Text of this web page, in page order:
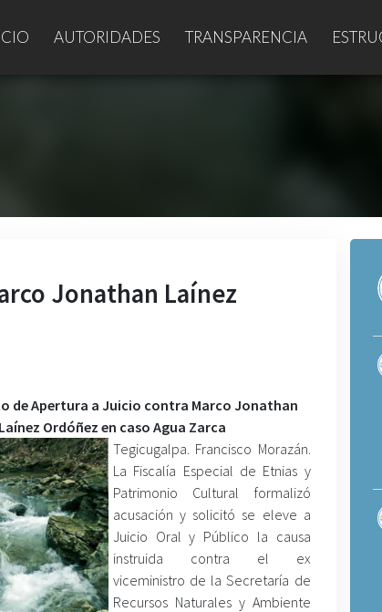
AUTORIDADES TRANSPARENCIA
Jonathan Laínez
de Apertura a Juicio contra Marco Jonathan
Laínez Ordóñez en caso Agua Zarca
Tegicugalpa. Francisco Morazán.
La Fiscalía Especial de Etnias y
Patrimonio Cultural formalizó
acusación y solicitó se eleve a
Juicio Oral y Público la causa
instruida contra el ex
viceministro de la Secretaría de
Recursos Naturales y Ambiente